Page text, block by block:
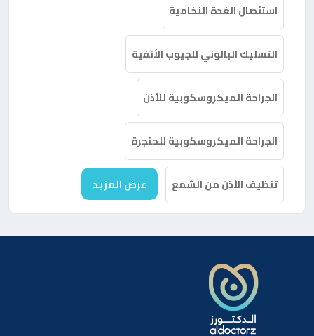
استئصال الغدة النخامية
التسليك البالوني للجيوب الأنفية
الجراحة الميكروسكوبية للأذن
الجراحة الميكروسكوبية للحنجرة
تنظيف الأذن من الشمع عرض المزيد